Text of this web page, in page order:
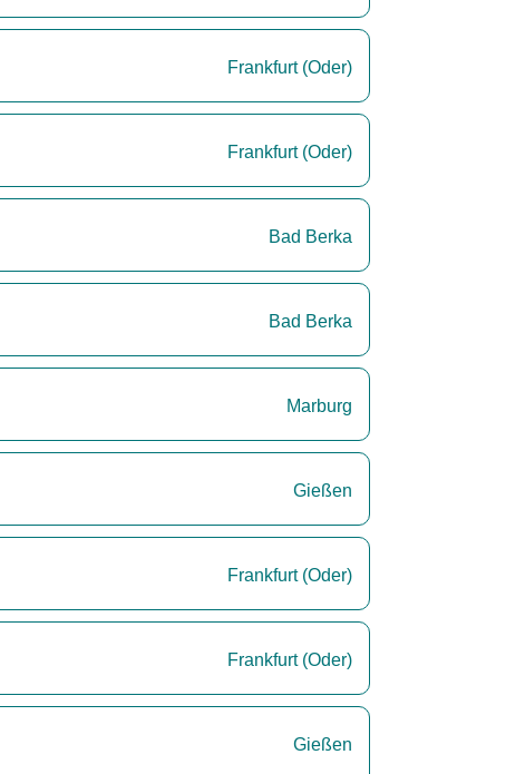
Frankfurt (Oder)
Frankfurt (Oder)
Bad Berka
Bad Berka
Marburg
Gießen
Frankfurt (Oder)
Frankfurt (Oder)
Gießen